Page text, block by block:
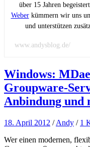
über 15 Jahren
Weberkümmern wir uns
und unterstützen
www.andysblog.de/
Windows:
Groupware-
Anbindung und
18. April 2012 /Andy / 1
Wer einen modernen,